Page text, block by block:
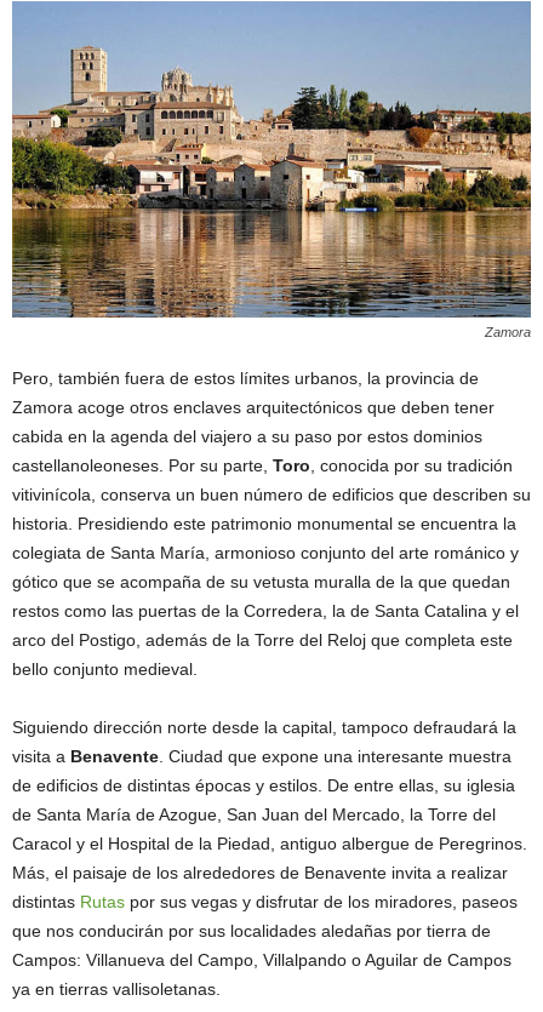
Zamora
Pero, también fuera de estos límites urbanos, la provincia de
Zamora acoge otros enclaves arquitectónicos que deben tener
cabida en la agenda del viajero a su paso por estos dominios
castellanoleoneses. Por su parte, Toro , conocida por su tradición
vitivinícola, conserva un buen número de edificios que describen su
historia. Presidiendo este patrimonio monumental se encuentra la
colegiata de Santa María, armonioso conjunto del arte románico y
gótico que se acompaña de su vetusta muralla de la que quedan
restos como las puertas de la Corredera, la de Santa Catalina y el
arco del Postigo, además de la Torre del Reloj que completa este
bello conjunto medieval.
Siguiendo dirección norte desde la capital, tampoco defraudará la
visita a Benavente . Ciudad que expone una interesante muestra
de edificios de distintas épocas y estilos. De entre ellas, su iglesia
de Santa María de Azogue, San Juan del Mercado, la Torre del
Caracol y el Hospital de la Piedad, antiguo albergue de Peregrinos.
Más, el paisaje de los alrededores de Benavente invita a realizar
distintas Rutas por sus vegas y disfrutar de los miradores, paseos
que nos conducirán por sus localidades aledañas por tierra de
Campos: Villanueva del Campo, Villalpando o Aguilar de Campos
ya en tierras vallisoletanas.